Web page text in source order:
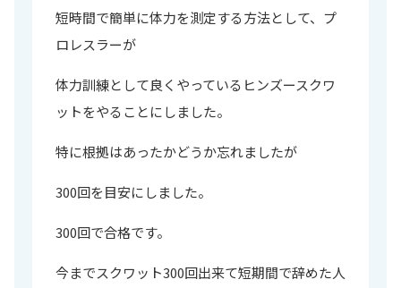
短時間で簡単に体力を測定する方法として、プ
ロレスラーが
体力訓練として良くやっているヒンズースクワ
ットをやることにしました。
特に根拠はあったかどうか忘れましたが
300回を目安にしました。
300回で合格です。
今までスクワット300回出来て短期間で辞めた人